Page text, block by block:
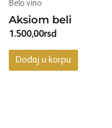
Belo vino
Aksiom beli
1.500,00rsd
Dodaj u korpu